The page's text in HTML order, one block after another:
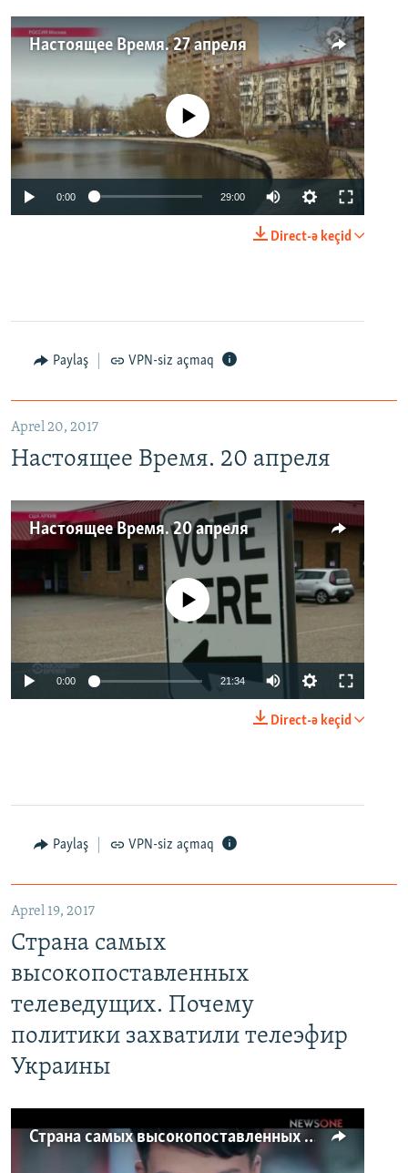
Настоящее Время. 27 апреля
No media source currently available
0:00 29:00
Direct-ə keçid
Paylaş VPN-siz açmaq
Aprel 20, 2017
Настоящее Время. 20 апреля
Настоящее Время. 20 апреля
No media source currently available
0:00 21:34
Direct-ə keçid
Paylaş VPN-siz açmaq
Aprel 19, 2017
Страна самых
высокопоставленных
телеведущих. Почему
политики захватили телеэфир
Украины
Страна самых высокопоставленных телеведущих. Почему политики захватили телеэфир Украины